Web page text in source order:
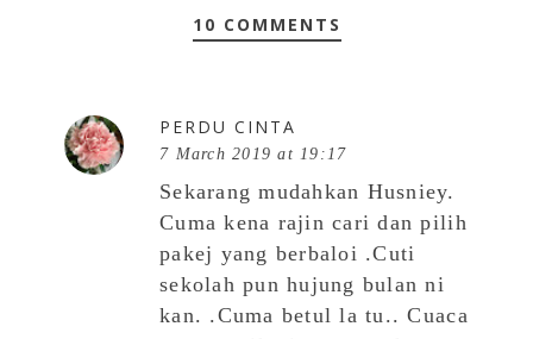
10 COMMENTS
PERDU CINTA
7 March 2019 at 19:17
Sekarang mudahkan Husniey.
Cuma kena rajin cari dan pilih
pakej yang berbaloi .Cuti
sekolah pun hujung bulan ni
kan. .Cuma betul la tu.. Cuaca